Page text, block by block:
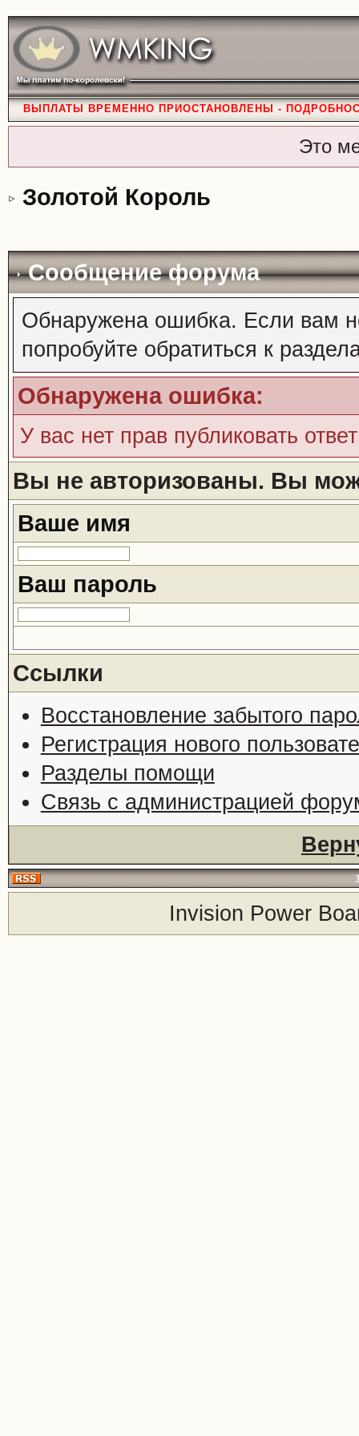
ВЫПЛАТЫ ВРЕМЕННО ПРИОСТАНОВЛЕНЫ -
Это
Золотой Король
Сообщение форума
Обнаружена ошибка. Если вам
попробуйте обратиться к
Обнаружена ошибка:
У вас нет прав публиковать
Вы не авторизованы. Вы
Ваше имя
Ваш пароль
Ссылки
Восстановление забытого
Регистрация нового
Разделы помощи
Связь с администрацией
Invision Power